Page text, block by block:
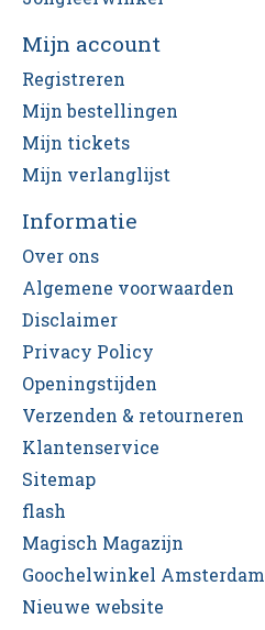
Mijn account
Registreren
Mijn bestellingen
Mijn tickets
Mijn verlanglijst
Informatie
Over ons
Algemene voorwaarden
Disclaimer
Privacy Policy
Openingstijden
Verzenden & retourneren
Klantenservice
Sitemap
flash
Magisch Magazijn
Goochelwinkel Amsterdam
Nieuwe website